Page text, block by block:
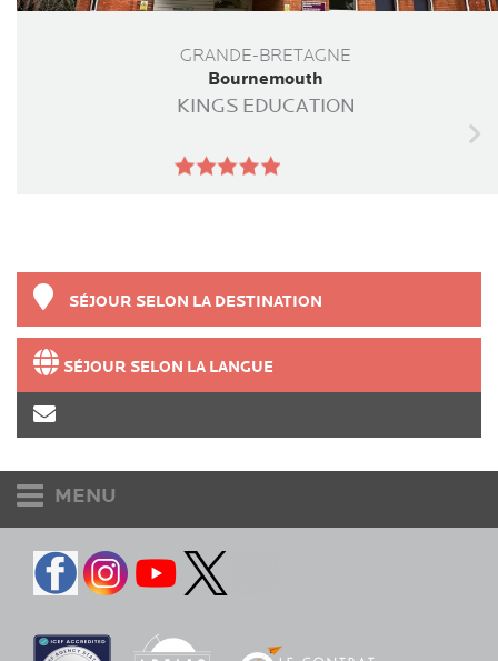
GRANDE-BRETAGNE
Bournemouth
KINGS EDUCATION
SÉJOUR SELON LA DESTINATION
SÉJOUR SELON LA LANGUE
MENU
Etudiants et adultes
Accueil
Destinations